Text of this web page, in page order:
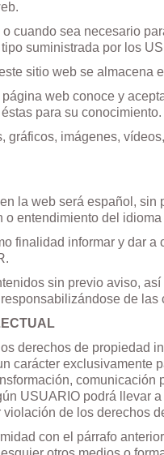
cuando sea necesario
suministrada por los
sitio web se
web conoce y
para su conocimiento.
gráficos, imágenes,
la web será español,
entendimiento del
finalidad informar y dar
sin previo aviso,
de
derechos de propiedad
carácter exclusivamente
USUARIO podrá llevar
de los derechos
con el párrafo